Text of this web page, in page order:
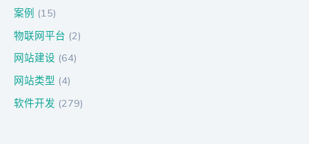
案例 (15)
物联网平台 (2)
网站建设 (64)
网站类型 (4)
软件开发 (279)